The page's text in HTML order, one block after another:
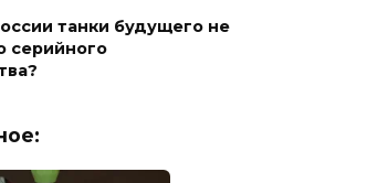
танки будущего не
серийного